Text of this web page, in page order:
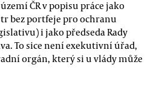
ČR v popisu práce jako
bez portfeje pro ochranu
i jako předseda Rady
To sice není exekutivní úřad,
orgán, který si u vlády může